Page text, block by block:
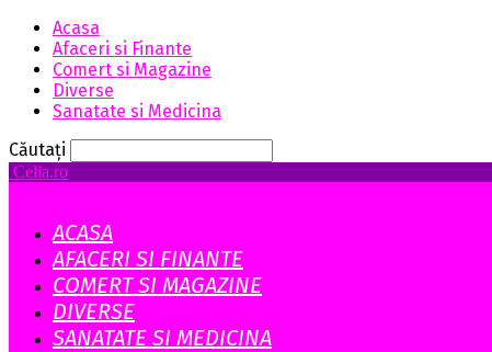
Acasa
Afaceri si Finante
Comert si Magazine
Diverse
Sanatate si Medicina
Căutați
Celia.ro
ACASA
AFACERI SI FINANTE
COMERT SI MAGAZINE
DIVERSE
SANATATE SI MEDICINA